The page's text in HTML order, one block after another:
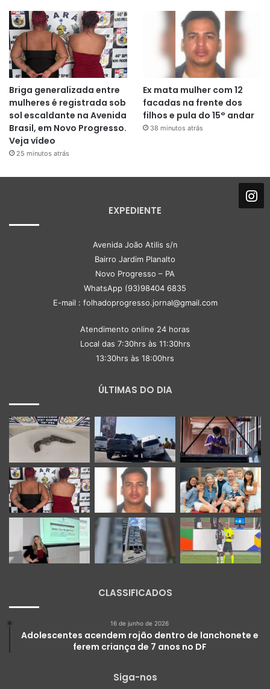
Briga generalizada entre
mulheres é registrada sob
sol escaldante na Avenida
Brasil, em Novo Progresso.
Veja vídeo
25 minutos atrás
Ex mata mulher com 12
facadas na frente dos
filhos e pula do 15° andar
38 minutos atrás
EXPEDIENTE
Avenida João Atilis s/n
Bairro Jardim Planalto
Novo Progresso – PA
WhatsApp (93)98404 6835
E-mail : folhadoprogresso.jornal@gmail.com
Atendimento online 24 horas
Local das 7:30hrs às 11:30hrs
13:30hrs às 18:00hrs
ÚLTIMAS DO DIA
CLASSIFICADOS
16 de junho de 2026
Adolescentes acendem rojão dentro de lanchonete e
ferem criança de 7 anos no DF
Siga-nos